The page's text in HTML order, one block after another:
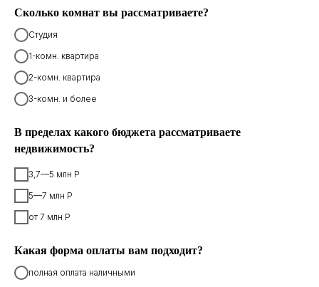
Сколько комнат вы рассматриваете?
Студия
1-комн. квартира
2-комн. квартира
3-комн. и более
В пределах какого бюджета рассматриваете
недвижимость?
3,7—5 млн Р
5—7 млн Р
от 7 млн Р
Какая форма оплаты вам подходит?
полная оплата наличными